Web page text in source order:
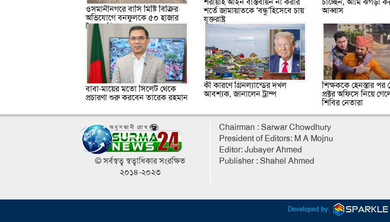
ওসমানীনগরে বাসি মিষ্টি বিক্রির
অভিযোগে বনফুলকে ৫০ হাজার
টাকা জরিমানা
শর্তে জামায়াতকে ‘বন্ধু’হিসেবে চায়
যুক্তরাষ্ট্র
চাচ্ছেন, আমি ঝগড়া
আব্বাস
বাবা-মায়ের মতো সিলেট থেকে
প্রচারণা শুরু করবেন তারেক রহমান
কী কারণে গ্রিনল্যান্ডের দখল
আবশ্যক, জানালেন ট্রাম্প
শিক্ষককে হেনস্তার পর
প্রক্টর অফিসে নিয়ে
শিবির নেতারা
© সর্বস্বত্ব স্বত্বাধিকার সংরক্ষিত
২০১৪-২০২৩
Chairman : Sarwar Chowdhury
President of Editors: M A Mojnu
Editor: Jubayer Ahmed
Publisher : Shahel Ahmed
Developed by: